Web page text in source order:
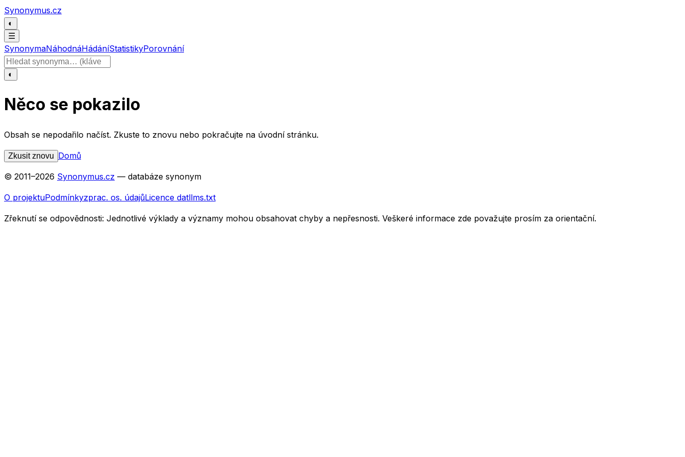
Přeskočit na obsah
Synonymus.cz
◐
☰
SynonymaNáhodnáHádáníStatistikyPorovnání
Hledat slovo
◐
Něco se pokazilo
Obsah se nepodařilo načíst. Zkuste to znovu nebo pokračujte na úvodní stránku.
Zkusit znovu Domů
© 2011–2026 Synonymus.cz — databáze synonym
O projektuPodmínkyzprac. os. údajůLicence datllms.txt
Zřeknutí se odpovědnosti: Jednotlivé výklady a významy mohou obsahovat chyby a nepřesnosti. Veškeré informace zde považujte prosím za orientační.